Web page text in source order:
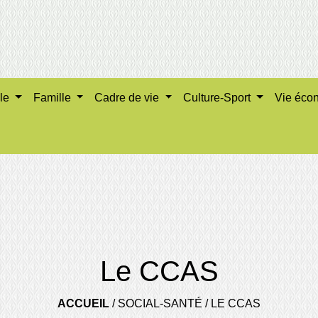
Famille Cadre de vie Culture-Sport Vie
Le CCAS
ACCUEIL /SOCIAL-SANTÉ / LE CCAS